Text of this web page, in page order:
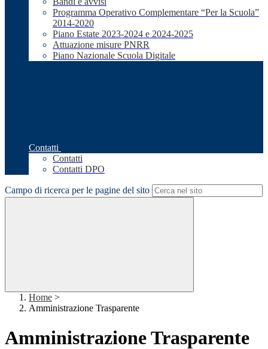
Programma Operativo Complementare “Per la Scuola”
2014-2020
Piano Estate 2023-2024 e 2024-2025
Attuazione misure PNRR
Piano Nazionale Scuola Digitale
Contatti
Contatti
Contatti DPO
Campo di ricerca per le pagine del sito
Home >
Amministrazione Trasparente
Amministrazione Trasparente